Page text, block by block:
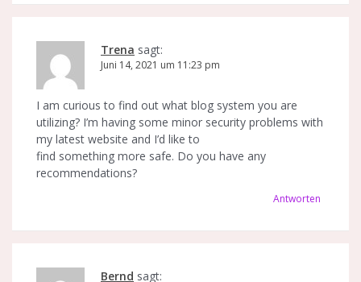
Trena sagt:
Juni 14, 2021 um 11:23 pm
I am curious to find out what blog system you are
utilizing? I’m having some minor security problems with
my latest website and I’d like to
find something more safe. Do you have any
recommendations?
Antworten
Bernd sagt: